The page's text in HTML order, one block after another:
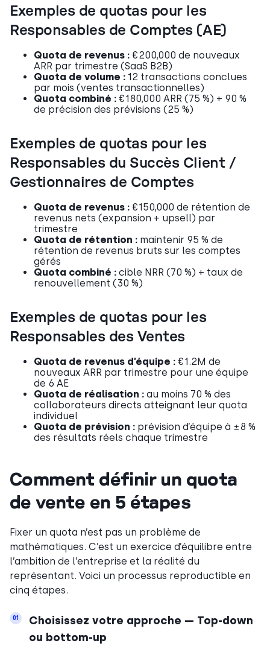
Exemples de quotas pour les
Responsables de Comptes (AE)
Quota de revenus : €200,000 de nouveaux
ARR par trimestre (SaaS B2B)
Quota de volume : 12 transactions conclues
par mois (ventes transactionnelles)
Quota combiné : €180,000 ARR (75 %) + 90 %
de précision des prévisions (25 %)
Exemples de quotas pour les
Responsables du Succès Client /
Gestionnaires de Comptes
Quota de revenus : €150,000 de rétention de
revenus nets (expansion + upsell) par
trimestre
Quota de rétention : maintenir 95 % de
rétention de revenus bruts sur les comptes
gérés
Quota combiné : cible NRR (70 %) + taux de
renouvellement (30 %)
Exemples de quotas pour les
Responsables des Ventes
Quota de revenus d’équipe : €1.2M de
nouveaux ARR par trimestre pour une équipe
de 6 AE
Quota de réalisation : au moins 70 % des
collaborateurs directs atteignant leur quota
individuel
Quota de prévision : prévision d’équipe à ±8 %
des résultats réels chaque trimestre
Comment définir un quota
de vente en 5 étapes
Fixer un quota n’est pas un problème de
mathématiques. C’est un exercice d’équilibre entre
l’ambition de l’entreprise et la réalité du
représentant. Voici un processus reproductible en
cinq étapes.
01
Choisissez votre approche — Top-down
ou bottom-up